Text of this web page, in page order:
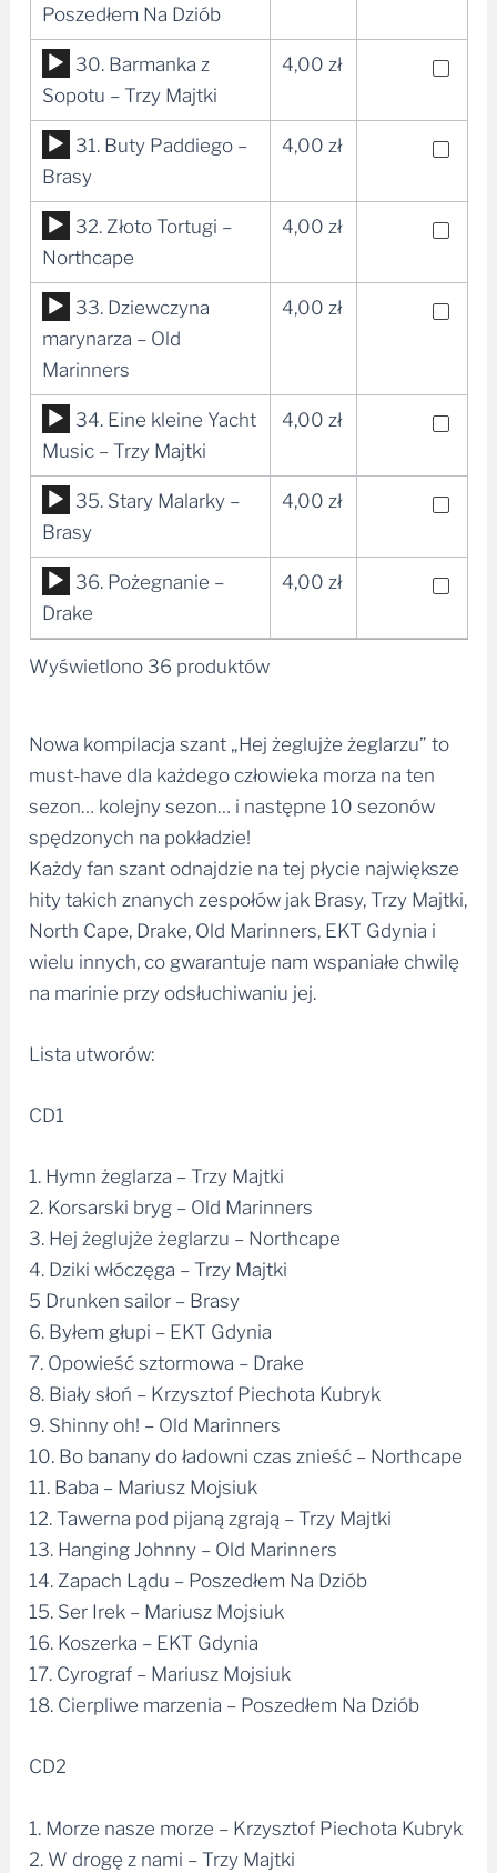
plików
dźwiękowych
Poszedłem Na Dziób
Odtwarzacz
plików
dźwiękowych
30. Barmanka z
Sopotu – Trzy Majtki
4,00 zł
Odtwarzacz
plików
dźwiękowych
31. Buty Paddiego –
Brasy
4,00 zł
Odtwarzacz
plików
dźwiękowych
32. Złoto Tortugi –
Northcape
4,00 zł
Odtwarzacz
plików
dźwiękowych
33. Dziewczyna
marynarza – Old
Marinners
4,00 zł
Odtwarzacz
plików
dźwiękowych
34. Eine kleine Yacht
Music – Trzy Majtki
4,00 zł
Odtwarzacz
plików
dźwiękowych
35. Stary Malarky –
Brasy
4,00 zł
Odtwarzacz
plików
dźwiękowych
36. Pożegnanie –
Drake
4,00 zł
Wyświetlono 36 produktów
Nowa kompilacja szant „Hej żeglujże żeglarzu” to
must-have dla każdego człowieka morza na ten
sezon… kolejny sezon… i następne 10 sezonów
spędzonych na pokładzie!
Każdy fan szant odnajdzie na tej płycie największe
hity takich znanych zespołów jak Brasy, Trzy Majtki,
North Cape, Drake, Old Marinners, EKT Gdynia i
wielu innych, co gwarantuje nam wspaniałe chwilę
na marinie przy odsłuchiwaniu jej.
Lista utworów:
CD1
1. Hymn żeglarza – Trzy Majtki
2. Korsarski bryg – Old Marinners
3. Hej żeglujże żeglarzu – Northcape
4. Dziki włóczęga – Trzy Majtki
5 Drunken sailor – Brasy
6. Byłem głupi – EKT Gdynia
7. Opowieść sztormowa – Drake
8. Biały słoń – Krzysztof Piechota Kubryk
9. Shinny oh! – Old Marinners
10. Bo banany do ładowni czas znieść – Northcape
11. Baba – Mariusz Mojsiuk
12. Tawerna pod pijaną zgrają – Trzy Majtki
13. Hanging Johnny – Old Marinners
14. Zapach Lądu – Poszedłem Na Dziób
15. Ser Irek – Mariusz Mojsiuk
16. Koszerka – EKT Gdynia
17. Cyrograf – Mariusz Mojsiuk
18. Cierpliwe marzenia – Poszedłem Na Dziób
CD2
1. Morze nasze morze – Krzysztof Piechota Kubryk
2. W drogę z nami – Trzy Majtki